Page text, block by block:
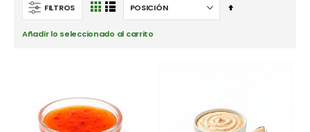
FILTROS
VerParrilla
Lista
Fijar
Añadir lo seleccionado al carrito